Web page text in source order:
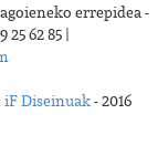
errepidea -
25 62 85 |
iF Diseinuak- 2016